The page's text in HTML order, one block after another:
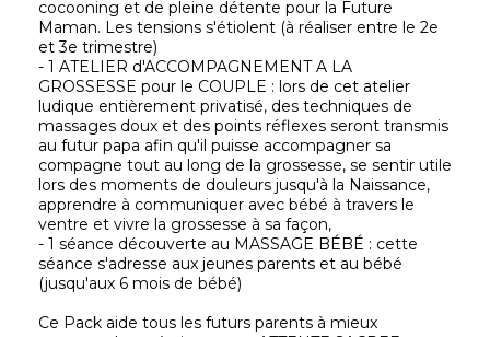
cocooning et de pleine détente pour la Future
Maman. Les tensions s'étiolent (à réaliser entre le 2e
et 3e trimestre)
- 1 ATELIER d'ACCOMPAGNEMENT A LA
GROSSESSE pour le COUPLE : lors de cet atelier
ludique entièrement privatisé, des techniques de
massages doux et des points réflexes seront transmis
au futur papa afin qu'il puisse accompagner sa
compagne tout au long de la grossesse, se sentir utile
lors des moments de douleurs jusqu'à la Naissance,
apprendre à communiquer avec bébé à travers le
ventre et vivre la grossesse à sa façon,
- 1 séance découverte au MASSAGE BÉBÉ : cette
séance s'adresse aux jeunes parents et au bébé
(jusqu'aux 6 mois de bébé)
Ce Pack aide tous les futurs parents à mieux